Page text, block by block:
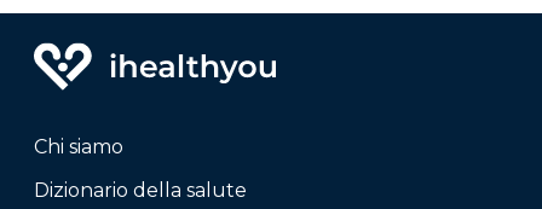
Chi siamo
Dizionario della salute